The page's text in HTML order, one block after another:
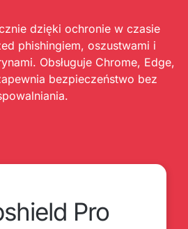
dzięki ochronie w czasie
phishingiem, oszustwami i
Obsługuje Chrome, Edge,
bezpieczeństwo bez
Pro